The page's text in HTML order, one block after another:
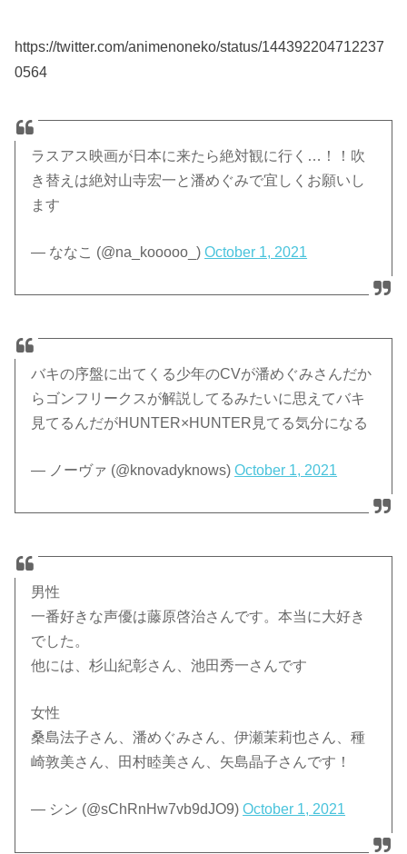
https://twitter.com/animenoneko/status/144392204712237
0564
ラスアス映画が日本に来たら絶対観に行く…！！吹
き替えは絶対山寺宏一と潘めぐみで宜しくお願いし
ます
— ななこ (@na_kooooo_)October 1, 2021
バキの序盤に出てくる少年のCVが潘めぐみさんだか
らゴンフリークスが解説してるみたいに思えてバキ
見てるんだがHUNTER×HUNTER見てる気分になる
— ノーヴァ (@knovadyknows)October 1, 2021
男性
一番好きな声優は藤原啓治さんです。本当に大好き
でした。
他には、杉山紀彰さん、池田秀一さんです
女性
桑島法子さん、潘めぐみさん、伊瀬茉莉也さん、種
崎敦美さん、田村睦美さん、矢島晶子さんです！
— シン (@sChRnHw7vb9dJO9)October 1, 2021